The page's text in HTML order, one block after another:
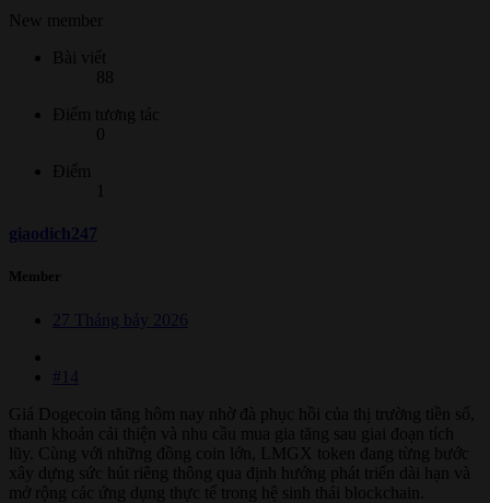
New member
Bài viết
88
Điểm tương tác
0
Điểm
giaodich247
Member
27 Tháng bảy 2026
#14
Giá Dogecoin tăng hôm nay nhờ đà phục hồi của thị trường tiền số,
thanh khoản cải thiện và nhu cầu mua gia tăng sau giai đoạn tích
lũy. Cùng với những đồng coin lớn, LMGX token đang từng bước
xây dựng sức hút riêng thông qua định hướng phát triển dài hạn và
mở rộng các ứng dụng thực tế trong hệ sinh thái blockchain.